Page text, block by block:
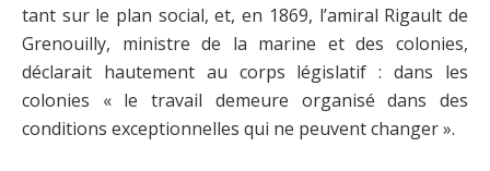
tant sur le plan social, et, en 1869, l’amiral Rigault de
Grenouilly, ministre de la marine et des colonies,
déclarait hautement au corps législatif : dans les
colonies « le travail demeure organisé dans des
conditions exceptionnelles qui ne peuvent changer ».